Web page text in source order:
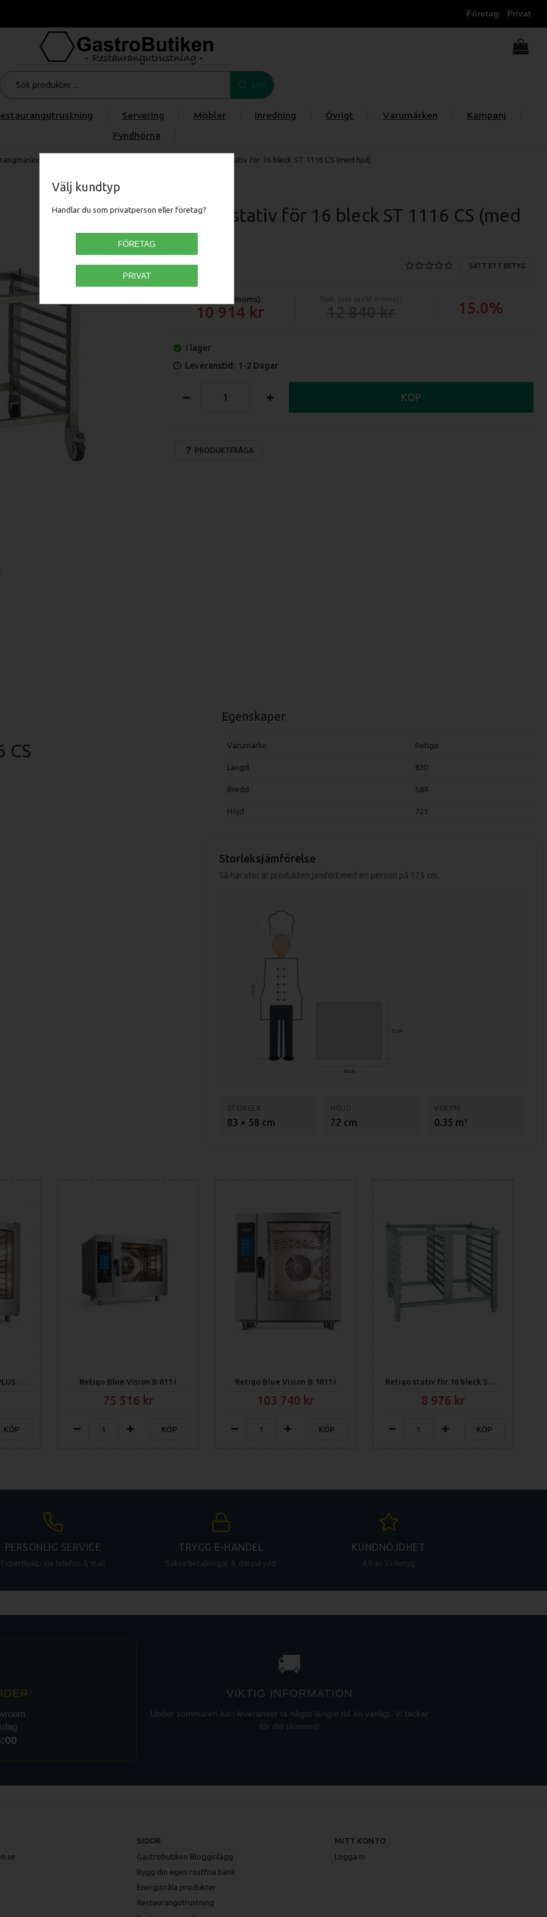
Företag Privat
Välj kundtyp
Handlar du som privatperson eller företag?
FÖRETAG
PRIVAT
Servering Möbler Inredning Övrigt Varumärken
Kampanj
Fyndhörna
Retigo stativ för 16 bleck ST 1116 CS (med hjul)
Retigo stativ för 16 bleck ST 1116 CS (med
hjul)
HC99-0304 SÄTT ETT BETYG
Pris (exkl moms):
10 914 15.0%
I lager
Leveranstid: 1-2 Dagar
PRODUKTFRÅGA
KÖP
CS
Egenskaper
Varumärke Retigo
Längd 830
Bredd 584
Höjd 721
Storleksjämförelse
Så här stor är produkten jämfört med en person på 175 cm.
175 cm
72 cm
83 cm
STORLEK
83 × 58 cm
HÖJD
72 cm
VOLYM
0.35 m³
KÖP
Retigo Blue Vision B 611 i
75 516
KÖP
Retigo Blue Vision B 1011 i
103 740
KÖP
8 976
KÖP
PERSONLIG SERVICE
Experthjälp via telefon & mail
TRYGG E-HANDEL
Säkra betalningar & dataskydd
KUNDNÖJDHET
4.8 av 5 i betyg
🚚
VIKTIG INFORMATION
Under sommaren kan leveranser ta något längre tid än vanligt. Vi tackar
för ditt tålamod!
SIDOR
Gastrobutiken Blogginlägg
Bygg din egen rostfria bänk
Energisnåla produkter
Restaurangutrustning
MITT KONTO
Logga in